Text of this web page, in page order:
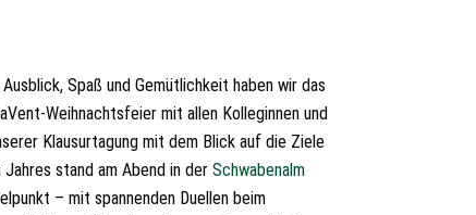
Spaß und Gemütlichkeit haben wir das
Weihnachtsfeier mit allen Kolleginnen und
Klausurtagung mit dem Blick auf die Ziele
stand am Abend in der Schwabenalm
– mit spannenden Duellen beim